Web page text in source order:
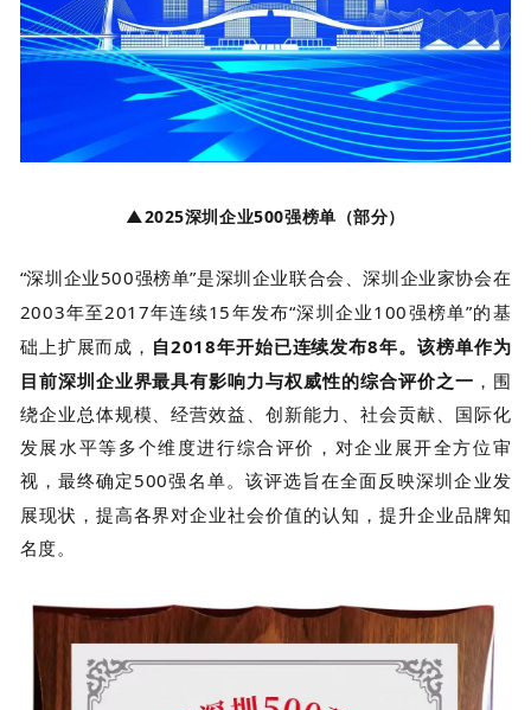
▲2025深圳企业500强榜单（部分）
“深圳企业500强榜单”是深圳企业联合会、深圳企业家协会在
2003年至2017年连续15年发布“深圳企业100强榜单”的基
础上扩展而成， 自2018年开始已连续发布8年。该榜单作为
目前深圳企业界最具有影响力与权威性的综合评价之一 ，围
绕企业总体规模、经营效益、创新能力、社会贡献、国际化
发展水平等多个维度进行综合评价，对企业展开全方位审
视，最终确定500强名单。该评选旨在全面反映深圳企业发
展现状，提高各界对企业社会价值的认知，提升企业品牌知
名度。